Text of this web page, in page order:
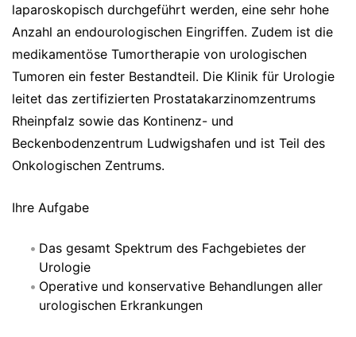
laparoskopisch durchgeführt werden, eine sehr hohe
Anzahl an endourologischen Eingriffen. Zudem ist die
medikamentöse Tumortherapie von urologischen
Tumoren ein fester Bestandteil. Die Klinik für Urologie
leitet das zertifizierten Prostatakarzinomzentrums
Rheinpfalz sowie das Kontinenz- und
Beckenbodenzentrum Ludwigshafen und ist Teil des
Onkologischen Zentrums.
Ihre Aufgabe
Das gesamt Spektrum des Fachgebietes der
Urologie
Operative und konservative Behandlungen aller
urologischen Erkrankungen